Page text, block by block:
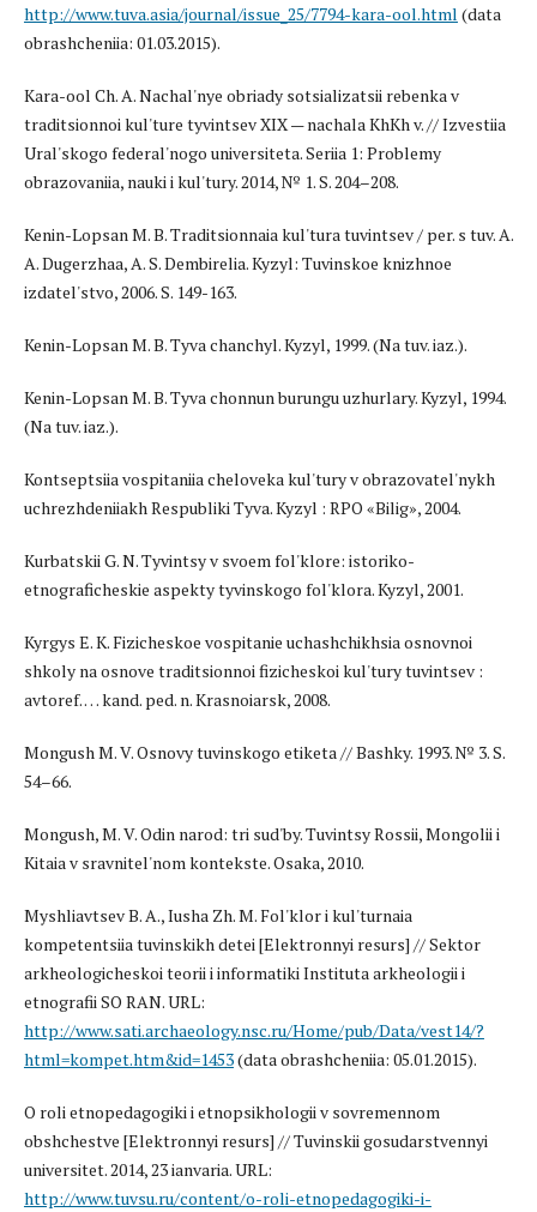
http://www.tuva.asia/journal/issue_25/7794-kara-ool.html (data
obrashcheniia: 01.03.2015).
Kara-ool Ch. A. Nachal'nye obriady sotsializatsii rebenka v
traditsionnoi kul'ture tyvintsev XIX — nachala KhKh v. // Izvestiia
Ural'skogo federal'nogo universiteta. Seriia 1: Problemy
obrazovaniia, nauki i kul'tury. 2014, № 1. S. 204–208.
Kenin-Lopsan M. B. Traditsionnaia kul'tura tuvintsev / per. s tuv. A.
A. Dugerzhaa, A. S. Dembirelia. Kyzyl: Tuvinskoe knizhnoe
izdatel'stvo, 2006. S. 149-163.
Kenin-Lopsan M. B. Tyva chanchyl. Kyzyl, 1999. (Na tuv. iaz.).
Kenin-Lopsan M. B. Tyva chonnun burungu uzhurlary. Kyzyl, 1994.
(Na tuv. iaz.).
Kontseptsiia vospitaniia cheloveka kul'tury v obrazovatel'nykh
uchrezhdeniiakh Respubliki Tyva. Kyzyl : RPO «Bilig», 2004.
Kurbatskii G. N. Tyvintsy v svoem fol'klore: istoriko-
etnograficheskie aspekty tyvinskogo fol'klora. Kyzyl, 2001.
Kyrgys E. K. Fizicheskoe vospitanie uchashchikhsia osnovnoi
shkoly na osnove traditsionnoi fizicheskoi kul'tury tuvintsev :
avtoref. … kand. ped. n. Krasnoiarsk, 2008.
Mongush M. V. Osnovy tuvinskogo etiketa // Bashky. 1993. № 3. S.
54–66.
Mongush, M. V. Odin narod: tri sud'by. Tuvintsy Rossii, Mongolii i
Kitaia v sravnitel'nom kontekste. Osaka, 2010.
Myshliavtsev B. A., Iusha Zh. M. Fol'klor i kul'turnaia
kompetentsiia tuvinskikh detei [Elektronnyi resurs] // Sektor
arkheologicheskoi teorii i informatiki Instituta arkheologii i
etnografii SO RAN. URL:
http://www.sati.archaeology.nsc.ru/Home/pub/Data/vest14/?
html=kompet.htm&id=1453(data obrashcheniia: 05.01.2015).
O roli etnopedagogiki i etnopsikhologii v sovremennom
obshchestve [Elektronnyi resurs] // Tuvinskii gosudarstvennyi
universitet. 2014, 23 ianvaria. URL:
http://www.tuvsu.ru/content/o-roli-etnopedagogiki-i-